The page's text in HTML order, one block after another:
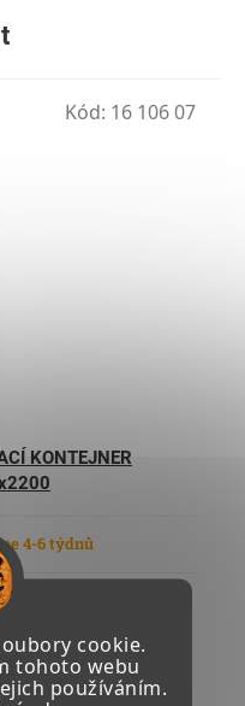
cookie.
tohoto webu
používáním.
KONTEJNER
4-6 týdnů
DPH
Kód: 16 106 07